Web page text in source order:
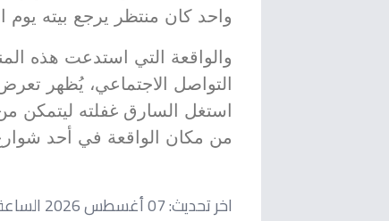
واحد كان منتظر يرجع بيته
والواقعة التي استدعت هذه
التواصل الاجتماعي، يُظهر
استغل السارق غفلته ليتمكن
من مكان الواقعة في أحد
اخر تحديث:07 أغسطس 2026 الساعة 04:53 صباحاً